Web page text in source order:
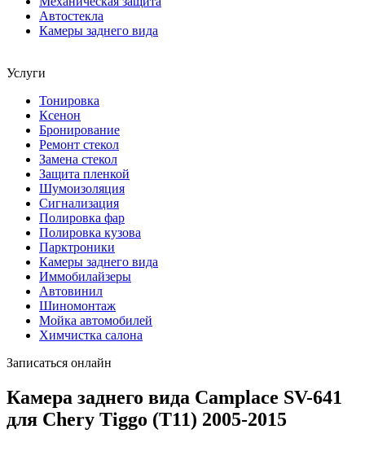
Автостекла
Камеры заднего вида
Услуги
Тонировка
Ксенон
Бронирование
Ремонт стекол
Замена стекол
Защита пленкой
Шумоизоляция
Сигнализация
Полировка фар
Полировка кузова
Парктроники
Камеры заднего вида
Иммобилайзеры
Автовинил
Шиномонтаж
Мойка автомобилей
Химчистка салона
Записаться онлайн
Камера заднего вида Camplace SV-641
для Chery Tiggo (T11) 2005-2015